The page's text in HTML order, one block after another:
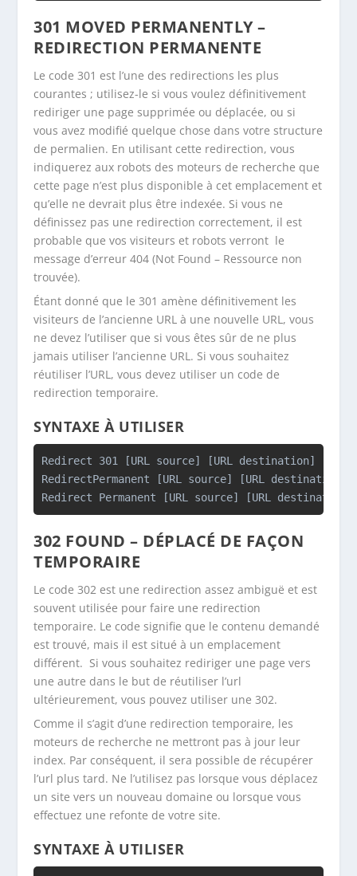
301 MOVED PERMANENTLY –
REDIRECTION PERMANENTE
Le code 301 est l’une des redirections les plus
courantes ; utilisez-le si vous voulez définitivement
rediriger une page supprimée ou déplacée, ou si
vous avez modifié quelque chose dans votre structure
de permalien. En utilisant cette redirection, vous
indiquerez aux robots des moteurs de recherche que
cette page n’est plus disponible à cet emplacement et
qu’elle ne devrait plus être indexée. Si vous ne
définissez pas une redirection correctement, il est
probable que vos visiteurs et robots verront le
message d’erreur 404 (Not Found – Ressource non
trouvée).
Étant donné que le 301 amène définitivement les
visiteurs de l’ancienne URL à une nouvelle URL, vous
ne devez l’utiliser que si vous êtes sûr de ne plus
jamais utiliser l’ancienne URL. Si vous souhaitez
réutiliser l’URL, vous devez utiliser un code de
redirection temporaire.
SYNTAXE À UTILISER
Redirect 301 [URL source] [URL destination]
RedirectPermanent [URL source] [URL destination]
Redirect Permanent [URL source] [URL destination]
302 FOUND – DÉPLACÉ DE FAÇON
TEMPORAIRE
Le code 302 est une redirection assez ambiguë et est
souvent utilisée pour faire une redirection
temporaire. Le code signifie que le contenu demandé
est trouvé, mais il est situé à un emplacement
différent. Si vous souhaitez rediriger une page vers
une autre dans le but de réutiliser l’url
ultérieurement, vous pouvez utiliser une 302.
Comme il s’agit d’une redirection temporaire, les
moteurs de recherche ne mettront pas à jour leur
index. Par conséquent, il sera possible de récupérer
l’url plus tard. Ne l’utilisez pas lorsque vous déplacez
un site vers un nouveau domaine ou lorsque vous
effectuez une refonte de votre site.
SYNTAXE À UTILISER